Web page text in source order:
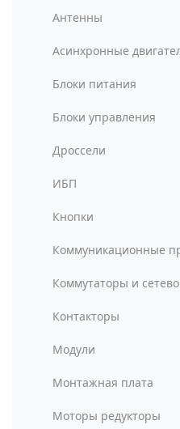
Антенны
Асинхронные
Блоки питания
Блоки управления
Дроссели
ИБП
Кнопки
Коммуникационные
Коммутаторы и
Контакторы
Модули
Монтажная плата
Моторы редукторы